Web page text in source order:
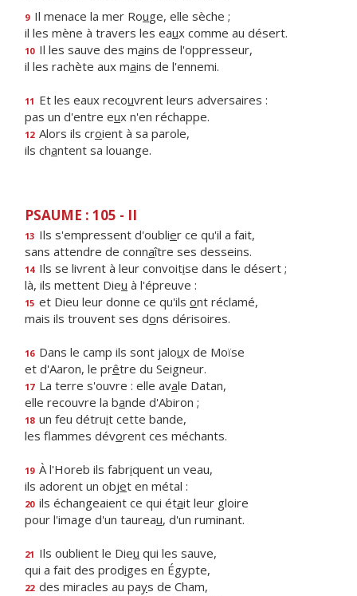
9 Il menace la mer Rouge, elle sèche ;
il les mène à travers les eaux comme au désert.
10 Il les sauve des mains de l'oppresseur,
il les rachète aux mains de l'ennemi.
11 Et les eaux recouvrent leurs adversaires :
pas un d'entre eux n'en réchappe.
12 Alors ils croient à sa parole,
ils chantent sa louange.
PSAUME : 105 - II
13 Ils s'empressent d'oublier ce qu'il a fait,
sans attendre de connaître ses desseins.
14 Ils se livrent à leur convoitise dans le désert ;
là, ils mettent Dieu à l'épreuve :
15 et Dieu leur donne ce qu'ils ont réclamé,
mais ils trouvent ses dons dérisoires.
16 Dans le camp ils sont jaloux de Moïse
et d'Aaron, le prêtre du Seigneur.
17 La terre s'ouvre : elle avale Datan,
elle recouvre la bande d'Abiron ;
18 un feu détruit cette bande,
les flammes dévorent ces méchants.
19 À l'Horeb ils fabriquent un veau,
ils adorent un objet en métal :
20 ils échangeaient ce qui était leur gloire
pour l'image d'un taureau, d'un ruminant.
21 Ils oublient le Dieu qui les sauve,
qui a fait des prodiges en Égypte,
22 des miracles au pays de Cham,